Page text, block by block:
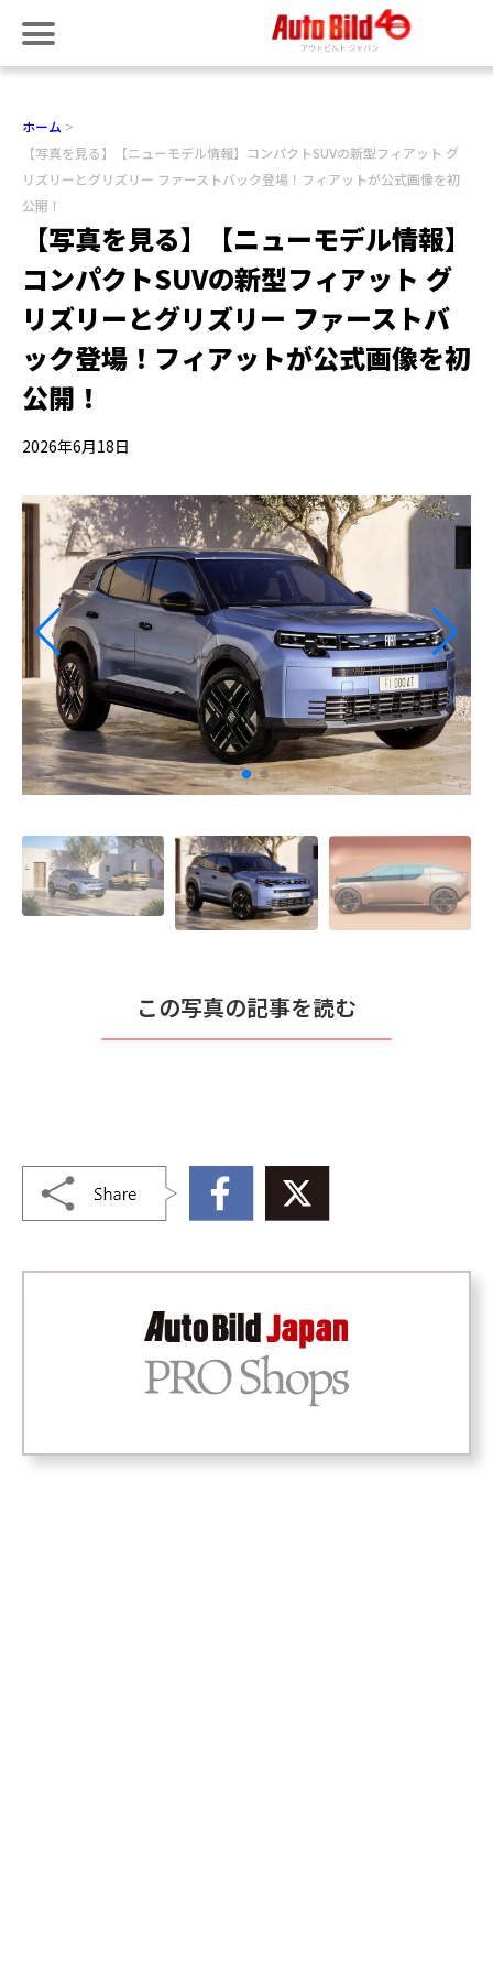
ホーム
【写真を見る】【ニューモデル情報】コンパクトSUVの新型フィアット グ
リズリーとグリズリー ファーストバック登場！フィアットが公式画像を初
公開！
【写真を見る】【ニューモデル情報】
コンパクトSUVの新型フィアット グ
リズリーとグリズリー ファーストバ
ック登場！フィアットが公式画像を初
公開！
2026年6月18日
この写真の記事を読む